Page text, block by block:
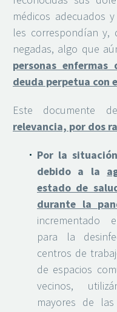
médicos adecuados
les correspondían y,
negadas, algo que
personas enfermas
deuda perpetua con
Este documente
relevancia, por dos
Por la
debido a la
estado de
durante la
incrementado
para la
centros de
de espacios
vecinos,
mayores de